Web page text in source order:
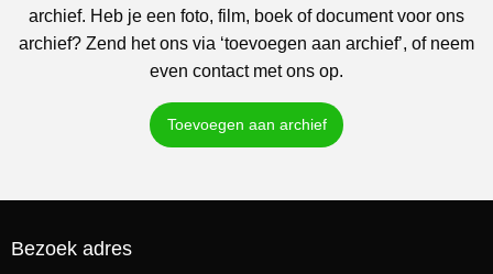
archief. Heb je een foto, film, boek of document voor ons
archief? Zend het ons via ‘toevoegen aan archief’, of neem
even contact met ons op.
Toevoegen aan archief
Bezoek adres